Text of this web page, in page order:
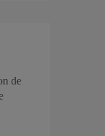
de